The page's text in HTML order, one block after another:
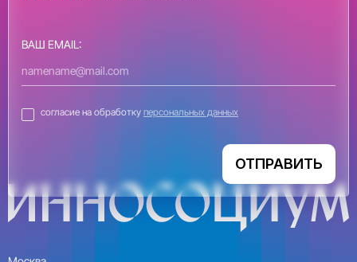
ВАШ EMAIL:
согласие на обработку персональных данных
ОТПРАВИТЬ